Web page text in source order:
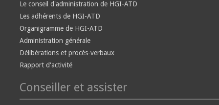
Le conseil d'administration de HGI-ATD
Les adhérents de HGI-ATD
Organigramme de HGI-ATD
Administration générale
Délibérations et procès-verbaux
Rapport d'activité
Conseiller et assister